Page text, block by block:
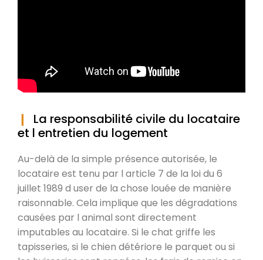
La responsabilité civile du locataire
et l entretien du logement
Au-delà de la simple présence autorisée, le
locataire est tenu par l article 7 de la loi du 6
juillet 1989 d user de la chose louée de manière
raisonnable. Cela implique que les dégradations
causées par l animal sont directement
imputables au locataire. Si le chat griffe les
tapisseries, si le chien détériore le parquet ou si